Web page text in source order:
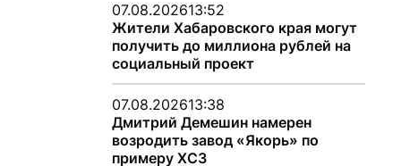
07.08.202613:52
Жители Хабаровского края могут
получить до миллиона рублей на
социальный проект
07.08.202613:38
Дмитрий Демешин намерен
возродить завод «Якорь» по
примеру ХСЗ